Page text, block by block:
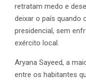
retratam medo e
deixar o país quando
presidencial, sem
exército local.
Aryana Sayeed, a
entre os habitantes